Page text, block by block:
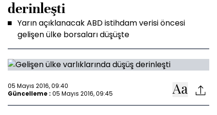
derinleşti
Yarın açıklanacak ABD istihdam verisi öncesi
gelişen ülke borsaları düşüşte
05 Mayıs 2016, 09:40
Güncelleme : 05 Mayıs 2016, 09:45